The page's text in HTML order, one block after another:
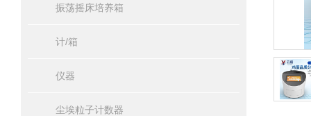
振荡摇床培养箱
计/箱
仪器
尘埃粒子计数器